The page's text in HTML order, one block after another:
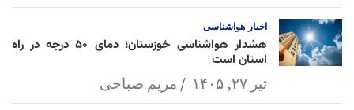
اخبار هواشناسی
هشدار هواشناسی خوزستان؛ دمای ۵۰ درجه در راه
استان است
تیر ۲۷, ۱۴۰۵ مریم صباحی